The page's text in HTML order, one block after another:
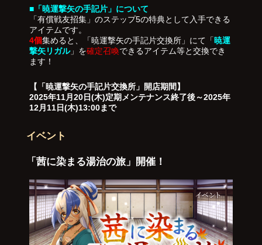
■「暁運撃矢の手記片」について
「有償戦友招集」のステップ5の特典として入手できる
アイテムです。
4個集めると、「暁運撃矢の手記片交換所」にて「暁運
撃矢リガル」を確定召喚できるアイテム等と交換でき
ます！
【「暁運撃矢の手記片交換所」開店期間】
2025年11月20日(木)定期メンテナンス終了後～2025年
12月11日(木)13:00まで
イベント
「茜に染まる湯治の旅」開催！